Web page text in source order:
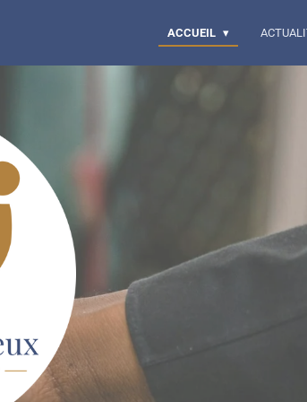
ACCUEIL